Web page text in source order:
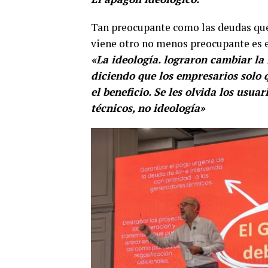
Tan preocupante como las deudas
viene otro no menos preocupante
«La ideología. lograron cambiar
diciendo que los empresarios solo
el beneficio. Se les olvida los
técnicos, no ideología»